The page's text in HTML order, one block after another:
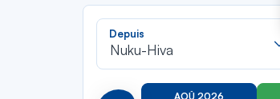
Depuis
Nuku-Hiva
AOÛ 2026